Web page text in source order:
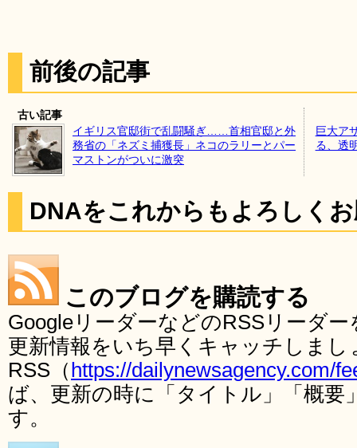
前後の記事
古い記事
イギリス官邸街で乱闘騒ぎ……首相官邸と外
務省の「ネズミ捕獲長」ネコのラリーとパー
マストンがついに激突
巨大ア
る、透
DNAをこれからもよろしく
このブログを購読する
GoogleリーダーなどのRSSリーダ
更新情報をいち早くキャッチしま
RSS（ https://dailynewsagency.com/
ば、更新の時に「タイトル」「概要
す。